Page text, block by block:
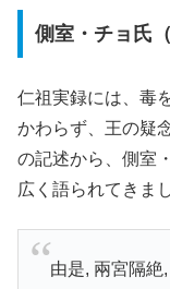
側室・チョ氏
仁祖実録には、毒
かわらず、王の疑
の記述から、側室
広く語られてきま
由是, 兩宮隔絶